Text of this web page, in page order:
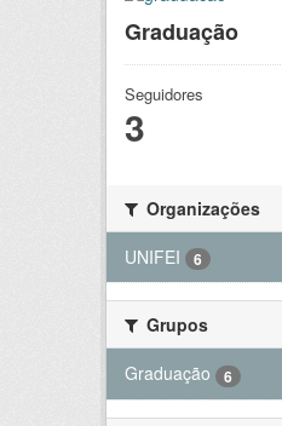
Graduação
Seguidores
3
Organizações
UNIFEI
6
Grupos
Graduação
6